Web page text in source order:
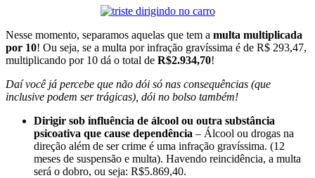
Nesse momento, separamos aquelas que tem a multa multiplicada
por 10! Ou seja, se a multa por infração gravíssima é de R$ 293,47,
multiplicando por 10 dá o total de R$2.934,70!
Daí você já percebe que não dói só nas consequências (que
inclusive podem ser trágicas), dói no bolso também!
Dirigir sob influência de álcool ou outra substância
psicoativa que cause dependência – Álcool ou drogas na
direção além de ser crime é uma infração gravíssima. (12
meses de suspensão e multa). Havendo reincidência, a multa
será o dobro, ou seja: R$5.869,40.